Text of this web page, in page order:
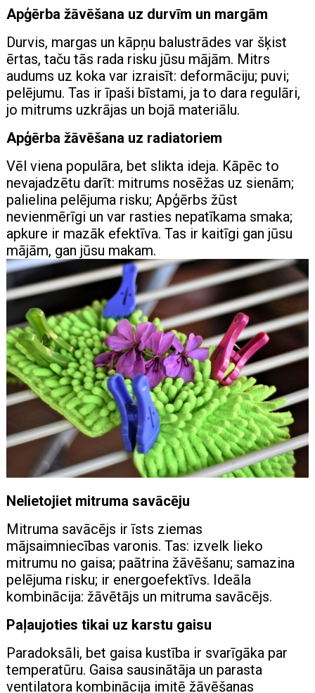
Apģērba žāvēšana uz durvīm un margām
Durvis, margas un kāpņu balustrādes var šķist
ērtas, taču tās rada risku jūsu mājām. Mitrs
audums uz koka var izraisīt: deformāciju; puvi;
pelējumu. Tas ir īpaši bīstami, ja to dara regulāri,
jo mitrums uzkrājas un bojā materiālu.
Apģērba žāvēšana uz radiatoriem
Vēl viena populāra, bet slikta ideja. Kāpēc to
nevajadzētu darīt: mitrums nosēžas uz sienām;
palielina pelējuma risku; Apģērbs žūst
nevienmērīgi un var rasties nepatīkama smaka;
apkure ir mazāk efektīva. Tas ir kaitīgi gan jūsu
mājām, gan jūsu makam.
Nelietojiet mitruma savācēju
Mitruma savācējs ir īsts ziemas
mājsaimniecības varonis. Tas: izvelk lieko
mitrumu no gaisa; paātrina žāvēšanu; samazina
pelējuma risku; ir energoefektīvs. Ideāla
kombinācija: žāvētājs un mitruma savācējs.
Paļaujoties tikai uz karstu gaisu
Paradoksāli, bet gaisa kustība ir svarīgāka par
temperatūru. Gaisa sausinātāja un parasta
ventilatora kombinācija imitē žāvēšanas